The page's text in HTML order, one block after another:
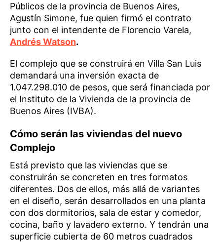
Públicos de la provincia de Buenos Aires,
Agustín Simone, fue quien firmó el contrato
junto con el intendente de Florencio Varela,
Andrés Watson.
El complejo que se construirá en Villa San Luis
demandará una inversión exacta de
1.047.298.010 de pesos, que será financiada por
el Instituto de la Vivienda de la provincia de
Buenos Aires (IVBA).
Cómo serán las viviendas del nuevo
Complejo
Está previsto que las viviendas que se
construirán se concreten en tres formatos
diferentes. Dos de ellos, más allá de variantes
en el diseño, serán desarrollados en una planta
con dos dormitorios, sala de estar y comedor,
cocina, baño y lavadero externo. Y tendrán una
superficie cubierta de 60 metros cuadrados